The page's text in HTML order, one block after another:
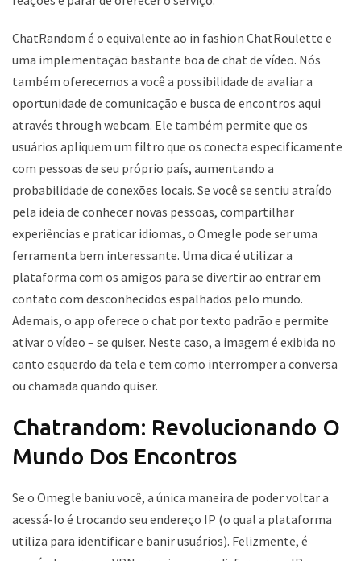
ChatRandom é o equivalente ao in fashion ChatRoulette e
uma implementação bastante boa de chat de vídeo. Nós
também oferecemos a você a possibilidade de avaliar a
oportunidade de comunicação e busca de encontros aqui
através through webcam. Ele também permite que os
usuários apliquem um filtro que os conecta especificamente
com pessoas de seu próprio país, aumentando a
probabilidade de conexões locais. Se você se sentiu atraído
pela ideia de conhecer novas pessoas, compartilhar
experiências e praticar idiomas, o Omegle pode ser uma
ferramenta bem interessante. Uma dica é utilizar a
plataforma com os amigos para se divertir ao entrar em
contato com desconhecidos espalhados pelo mundo.
Ademais, o app oferece o chat por texto padrão e permite
ativar o vídeo – se quiser. Neste caso, a imagem é exibida no
canto esquerdo da tela e tem como interromper a conversa
ou chamada quando quiser.
Chatrandom: Revolucionando O
Mundo Dos Encontros
Se o Omegle baniu você, a única maneira de poder voltar a
acessá-lo é trocando seu endereço IP (o qual a plataforma
utiliza para identificar e banir usuários). Felizmente, é